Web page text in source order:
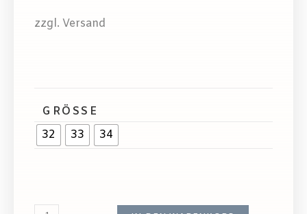
zzgl. Versand
GRÖSSE
32
33 34